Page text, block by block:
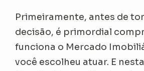
Primeiramente, antes de
decisão, é primordial
funciona o Mercado
você escolheu atuar. E